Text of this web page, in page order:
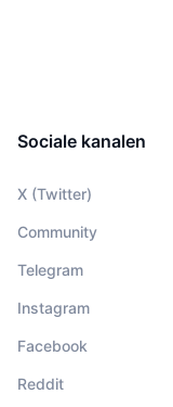
Sociale kanalen
X (Twitter)
Community
Telegram
Instagram
Facebook
Reddit